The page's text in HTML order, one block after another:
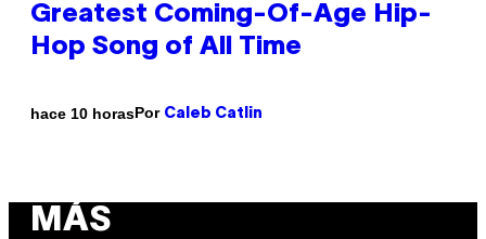
Greatest Coming-Of-Age Hip-
Hop Song of All Time
hace 10 horasPor Caleb Catlin
MÁS